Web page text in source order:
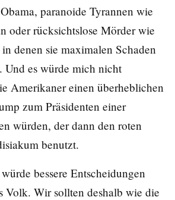
paranoide Tyrannen wie
oder rücksichtslose Mörder wie
denen sie maximalen Schaden
Und es würde mich nicht
Amerikaner einen überheblichen
zum Präsidenten einer
würden, der dann den roten
benutzt.
bessere Entscheidungen
Volk. Wir sollten deshalb wie die